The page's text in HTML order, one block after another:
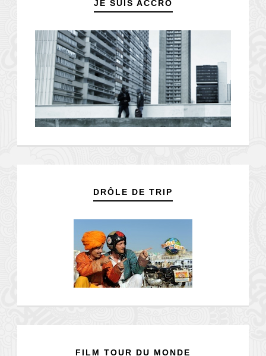
JE SUIS ACCRO
DRÔLE DE TRIP
FILM TOUR DU MONDE